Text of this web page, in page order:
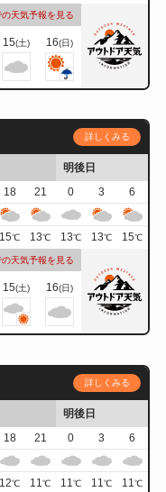
天気予報を見る
15(土) 16(日)
詳しくみる
明後日
18 21 0 3
6
15℃ 13℃ 13℃ 13℃ 15℃
天気予報を見る
15(土) 16(日)
詳しくみる
明後日
18 21 0 3
6
12℃ 11℃ 11℃ 11℃ 11℃